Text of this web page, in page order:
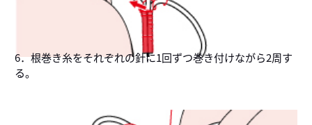
6．根巻き糸をそれぞれの針に1回ずつ巻き付けながら2周す
る。